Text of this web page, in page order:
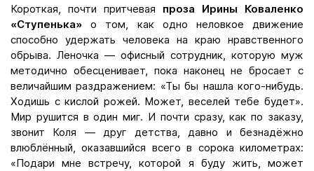
Короткая, почти притчевая проза Ирины Коваленко
«Ступенька» о том, как одно неловкое движение
способно удержать человека на краю нравственного
обрыва. Леночка — офисный сотрудник, которую муж
методично обесценивает, пока наконец не бросает с
величайшим раздражением: «Ты бы нашла кого-нибудь.
Ходишь с кислой рожей. Может, веселей тебе будет».
Мир рушится в один миг. И почти сразу, как по заказу,
звонит Коля — друг детства, давно и безнадёжно
влюблённый, оказавшийся всего в сорока километрах:
«Подари мне встречу, которой я буду жить, может